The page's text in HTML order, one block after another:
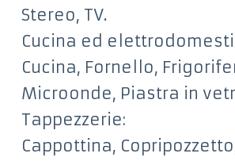
Stereo, TV.
Cucina ed
Cucina, Fornello,
Microonde, Piastra in
Tappezzerie:
Cappottina,